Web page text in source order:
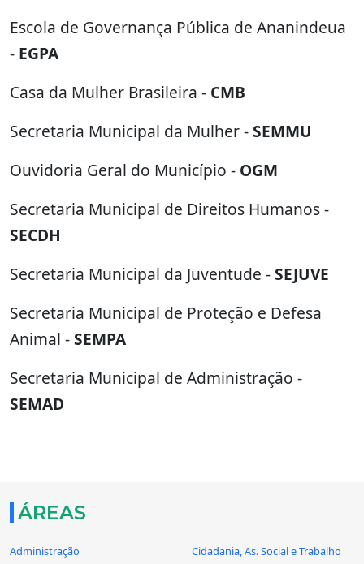
Escola de Governança Pública de Ananindeua
- EGPA
Casa da Mulher Brasileira - CMB
Secretaria Municipal da Mulher -SEMMU
Ouvidoria Geral do Município - OGM
Secretaria Municipal de Direitos Humanos -
SECDH
Secretaria Municipal da Juventude -SEJUVE
Secretaria Municipal de Proteção e Defesa
Animal -SEMPA
Secretaria Municipal de Administração -
SEMAD
ÁREAS
Administração
Cidadania, As. Social e Trabalho